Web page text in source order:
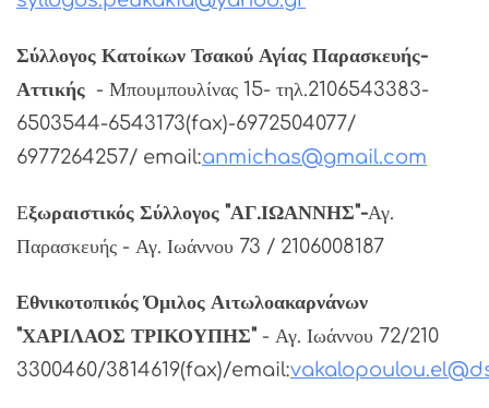
Σύλλογος Κατοίκων Τσακού Αγίας Παρασκευής-
Αττικής - Μπουμπουλίνας 15- τηλ.2106543383-
6503544-6543173(fax)-6972504077/
6977264257/ email:anmichas@gmail.com
Εξωραιστικός Σύλλογος "ΑΓ.ΙΩΑΝΝΗΣ"-Αγ.
Παρασκευής - Αγ. Ιωάννου 73 / 2106008187
Εθνικοτοπικός Όμιλος Αιτωλοακαρνάνων
"ΧΑΡΙΛΑΟΣ ΤΡΙΚΟΥΠΗΣ" - Αγ. Ιωάννου 72/210
3300460/3814619(fax)/email: